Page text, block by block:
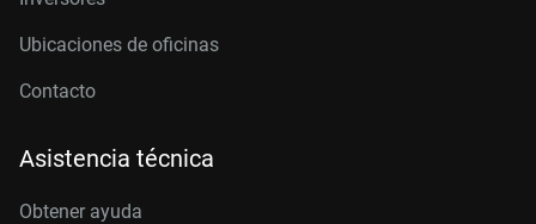
Ubicaciones de oficinas
Contacto
Asistencia técnica
Obtener ayuda